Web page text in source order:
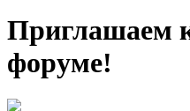
Приглашаем
форуме!